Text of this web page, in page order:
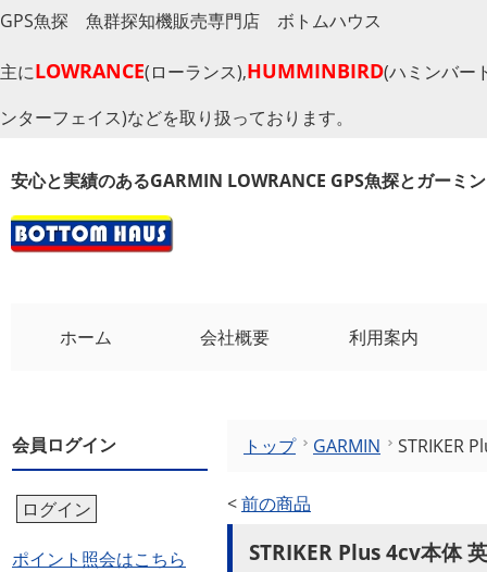
GPS魚探 魚群探知機販売専門店 ボトムハウス
主にLOWRANCE(ローランス),HUMMINBIRD(ハミンバー
ンターフェイス)などを取り扱っております。
安心と実績のあるGARMIN LOWRANCE GPS魚探とガーミ
ホーム 会社概要 利用案内
会員ログイン
ログイン
ポイント照会はこちら
トップ GARMIN STRIKER
<前の商品
STRIKER Plus 4cv本体